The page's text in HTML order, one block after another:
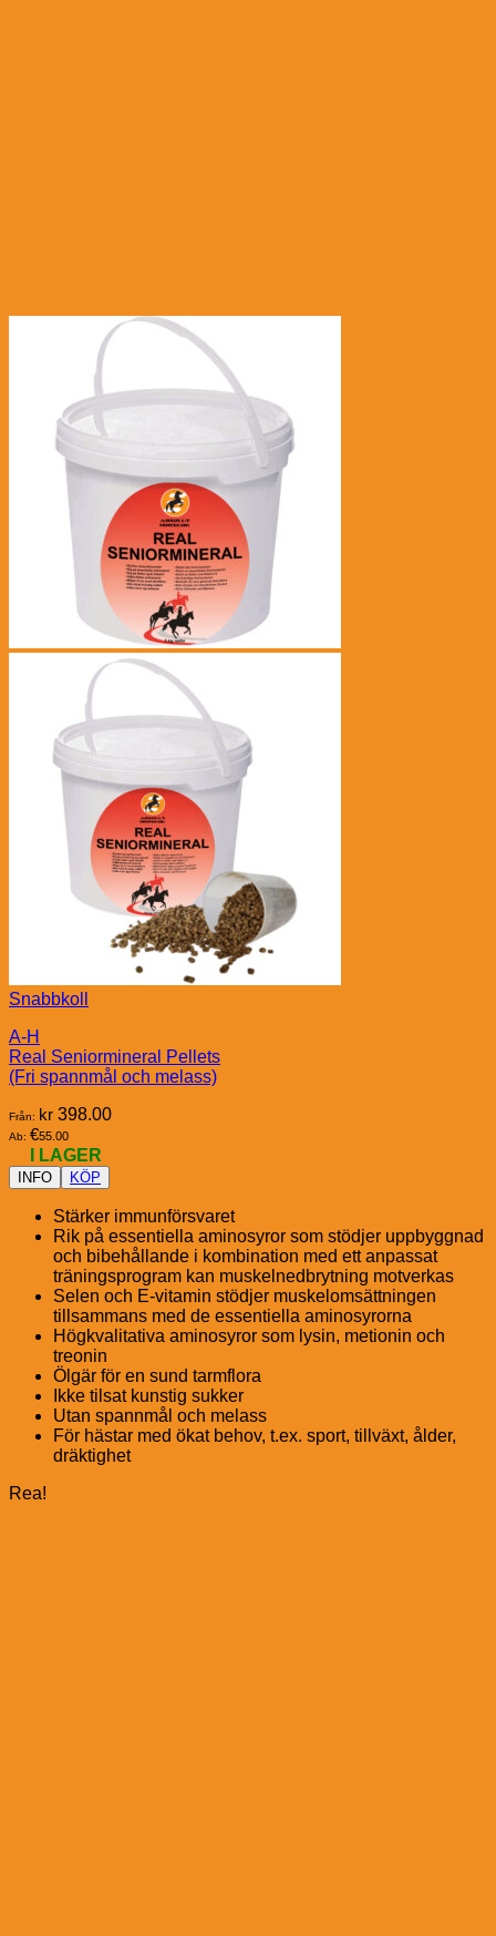
Snabbkoll
A-H
Real Seniormineral Pellets
(Fri spannmål och melass)
Från: kr 398.00
Ab: €55.00
I LAGER
INFO KÖP
Stärker immunförsvaret
Rik på essentiella aminosyror som stödjer uppbyggnad
och bibehållande i kombination med ett anpassat
träningsprogram kan muskelnedbrytning motverkas
Selen och E-vitamin stödjer muskelomsättningen
tillsammans med de essentiella aminosyrorna
Högkvalitativa aminosyror som lysin, metionin och
treonin
Ölgär för en sund tarmflora
Ikke tilsat kunstig sukker
Utan spannmål och melass
För hästar med ökat behov, t.ex. sport, tillväxt, ålder,
dräktighet
Rea!